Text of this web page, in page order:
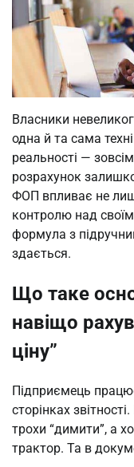
Власники
одна й та сама
реальності —
розрахунок
ФОП впливає не
контролю над своїм
формула з
здається.
Що таке
навіщо
ціну”
Підприємець
сторінках
трохи “димити”, а
трактор. Та в